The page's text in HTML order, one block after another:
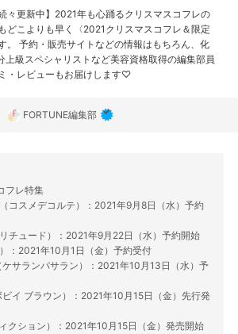
々更新中】2021年も心踊るクリスマスコフレの
どこよりも早く〈2021クリスマスコフレ＆限定
。 予約・販売サイトなどの情報はもちろん、化
上級スペシャリストなど美容資格取得の編集部員
・レビューもお届けします♡
FORTUNE編集部
フレ特集
コスメデコルテ）：2021年9月8日（水）予約
チュード）：2021年9月22日（水）予約開始
：2021年10月1日（金）予約受付
サランパサラン）：2021年10月13日（水）予
ビイ ブラウン）：2021年10月15日（金）先行発
クション）：2021年10月15日（金）発売開始